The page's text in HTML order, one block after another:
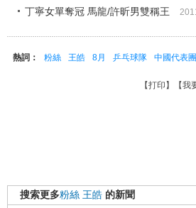
丁寧女單奪冠 馬龍/許昕男雙稱王
熱詞： 粉絲 王皓 8月 乒乓球隊 中國代表團
【打印 】【我
搜索更多粉絲 王皓 的新聞